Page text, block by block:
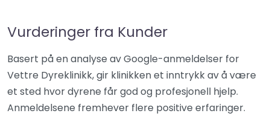
Vurderinger fra Kunder
Basert på en analyse av Google-anmeldelser for
Vettre Dyreklinikk, gir klinikken et inntrykk av å være
et sted hvor dyrene får god og profesjonell hjelp.
Anmeldelsene fremhever flere positive erfaringer.